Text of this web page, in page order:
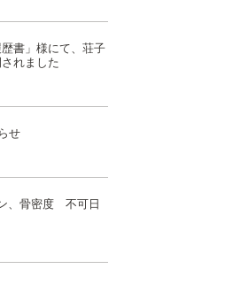
書」様にて、荘子
れました
せ
、骨密度 不可日